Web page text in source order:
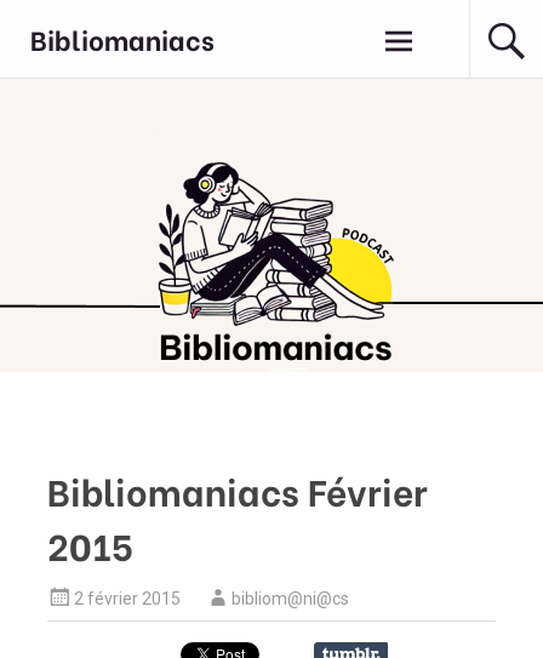
contenu
Bibliomaniacs
Bibliomaniacs Février
2015
2 février 2015 bibliom@ni@cs